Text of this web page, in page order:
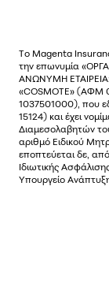
Το Magenta
την επωνυµία
ΑΝΩΝΥΜΗ ΕΤΑΙΡΕΙΑ»
«COSMOTE» (ΑΦΜ
1037501000), που
15124) και έχει
Διαµεσολαβητών
αριθµό Ειδικού
εποπτεύεται δε,
Ιδιωτικής
Υπουργείο